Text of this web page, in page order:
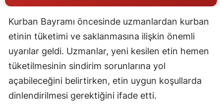
Giresun
Gümüşhane
Hakkari
Hatay
Isparta
Kurban Bayramı öncesinde uzmanlardan kurban
etinin tüketimi ve saklanmasına ilişkin önemli
uyarılar geldi. Uzmanlar, yeni kesilen etin hemen
tüketilmesinin sindirim sorunlarına yol
açabileceğini belirtirken, etin uygun koşullarda
dinlendirilmesi gerektiğini ifade etti.